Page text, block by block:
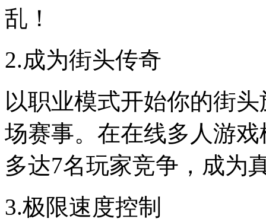
乱！
2.成为街头传奇
以职业模式开始你的街
场赛事。在在线多人游
多达7名玩家竞争，成为
3.极限速度控制